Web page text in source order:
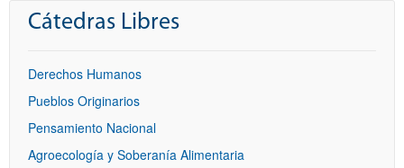
Cátedras Libres
Derechos Humanos
Pueblos Originarios
Pensamiento Nacional
Agroecología y Soberanía Alimentaria